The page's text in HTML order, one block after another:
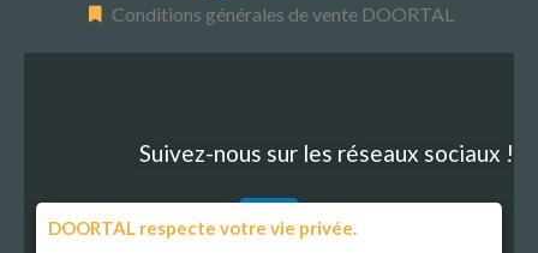
Conditions générales de vente DOORTAL
Suivez-nous sur les réseaux sociaux !
DOORTAL respecte votre vie privée.